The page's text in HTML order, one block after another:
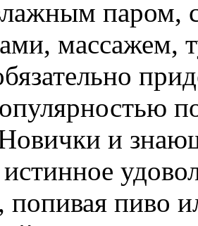
паром,
массажем,
и
попивая пиво